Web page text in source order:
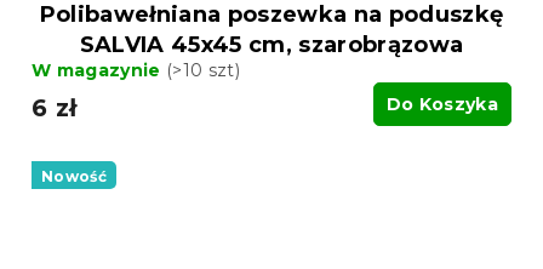
Polibawełniana poszewka na poduszkę
SALVIA 45x45 cm, szarobrązowa
W magazynie (>10 szt)
6 zł Do Koszyka
Nowość